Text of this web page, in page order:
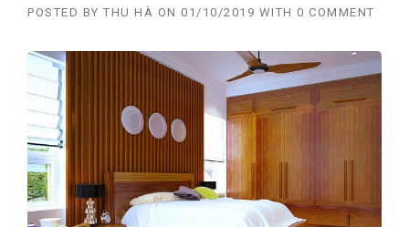
POSTED BY THU HÀ ON 01/10/2019 WITH 0 COMMENT